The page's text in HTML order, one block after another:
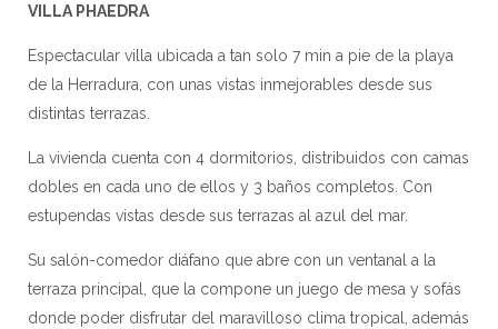
VILLA PHAEDRA
Espectacular villa ubicada a tan solo 7 min a pie de la playa
de la Herradura, con unas vistas inmejorables desde sus
distintas terrazas.
La vivienda cuenta con 4 dormitorios, distribuidos con camas
dobles en cada uno de ellos y 3 baños completos. Con
estupendas vistas desde sus terrazas al azul del mar.
Su salón-comedor diáfano que abre con un ventanal a la
terraza principal, que la compone un juego de mesa y sofás
donde poder disfrutar del maravilloso clima tropical, además